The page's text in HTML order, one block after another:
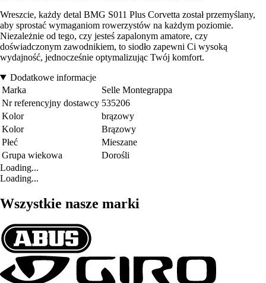
Wreszcie, każdy detal BMG S011 Plus Corvetta został przemyślany,
aby sprostać wymaganiom rowerzystów na każdym poziomie.
Niezależnie od tego, czy jesteś zapalonym amatore, czy
doświadczonym zawodnikiem, to siodło zapewni Ci wysoką
wydajność, jednocześnie optymalizując Twój komfort.
Dodatkowe informacje
Marka
Selle Montegrappa
Nr referencyjny dostawcy 535206
Kolor
brązowy
Kolor
Brązowy
Płeć
Mieszane
Grupa wiekowa
Dorośli
Loading...
Loading...
Wszystkie nasze marki